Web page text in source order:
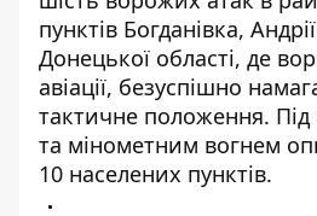
пунктів Богданівка,
Донецької області, де
авіації, безуспішно
тактичне положення.
та мінометним вогнем
10 населених пунктів.